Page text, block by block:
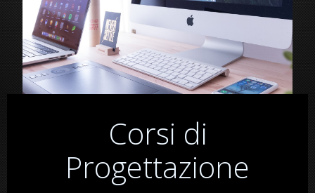
Corsi di
Progettazione